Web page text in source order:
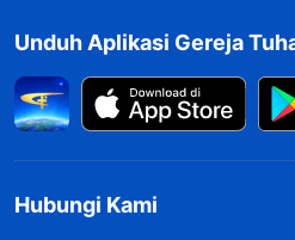
Unduh Aplikasi Gereja
Hubungi Kami